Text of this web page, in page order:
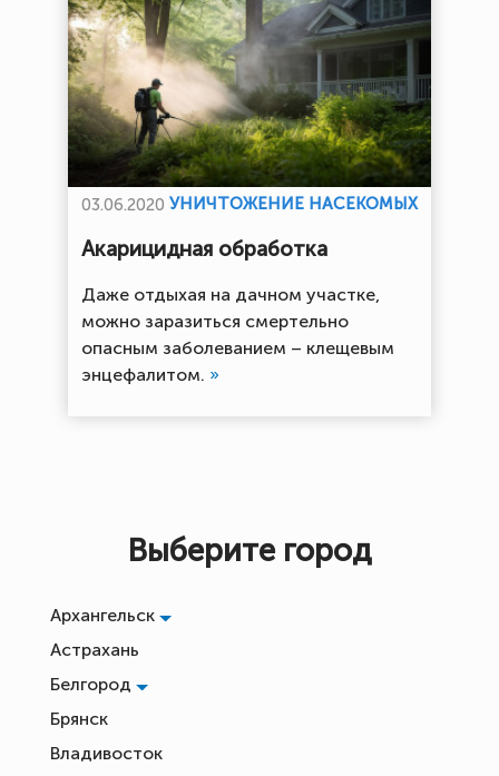
03.06.2020 УНИЧТОЖЕНИЕ НАСЕКОМЫХ
Акарицидная обработка
Даже отдыхая на дачном участке,
можно заразиться смертельно
опасным заболеванием – клещевым
энцефалитом. »
Выберите город
Архангельск
Астрахань
Белгород
Брянск
Владивосток